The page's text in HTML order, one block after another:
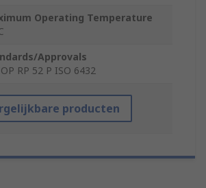
Operating Temperature
Approvals
RP 52 P ISO 6432
producten